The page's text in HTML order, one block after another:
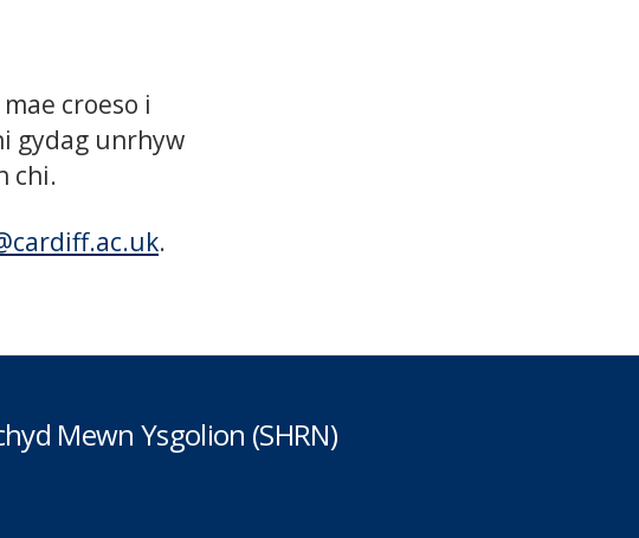
croeso i
gydag unrhyw
chi.
.
Mewn Ysgolion (SHRN)